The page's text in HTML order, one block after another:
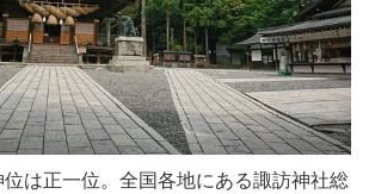
は正一位。全国各地にある諏訪神社総